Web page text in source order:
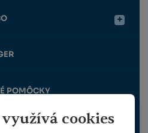
cookies
POMÔCKY
A KLIEŠTE